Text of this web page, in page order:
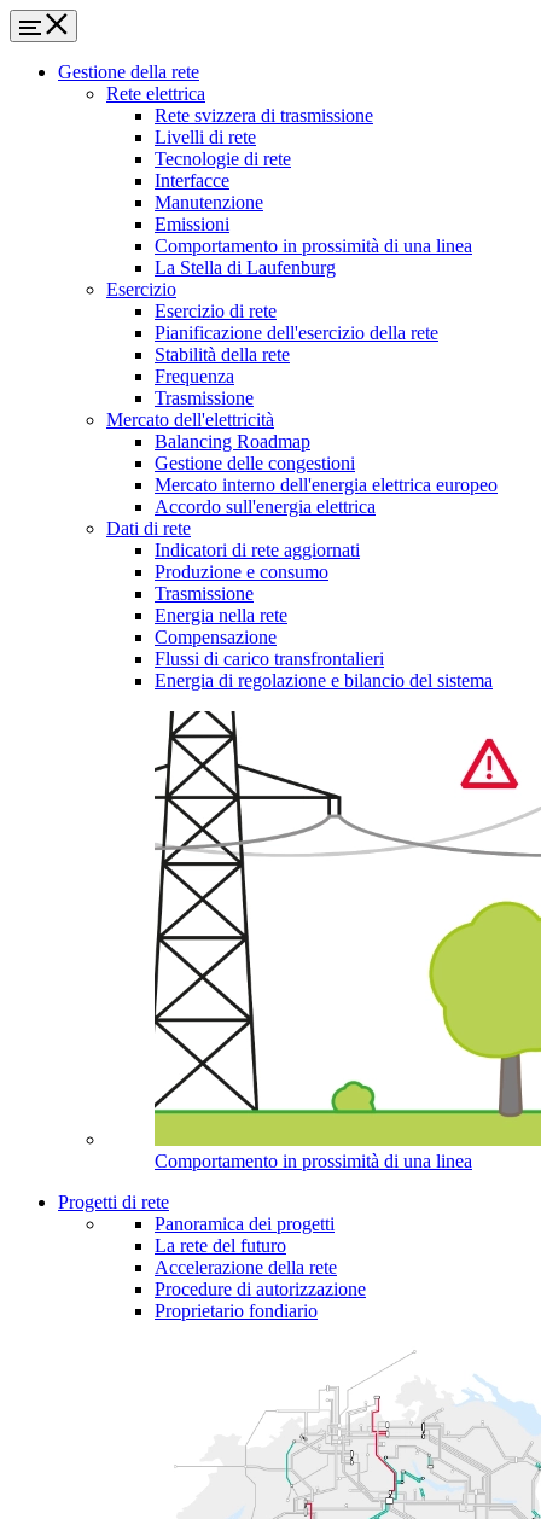
Gestione della rete
Rete elettrica
Rete svizzera di trasmissione
Livelli di rete
Tecnologie di rete
Interfacce
Manutenzione
Emissioni
Comportamento in prossimità di una linea
La Stella di Laufenburg
Esercizio
Esercizio di rete
Pianificazione dell'esercizio della rete
Stabilità della rete
Frequenza
Trasmissione
Mercato dell'elettricità
Balancing Roadmap
Gestione delle congestioni
Mercato interno dell'energia elettrica europeo
Accordo sull'energia elettrica
Dati di rete
Indicatori di rete aggiornati
Produzione e consumo
Trasmissione
Energia nella rete
Compensazione
Flussi di carico transfrontalieri
Energia di regolazione e bilancio del sistema
Comportamento in prossimità di una linea
Progetti di rete
Panoramica dei progetti
La rete del futuro
Accelerazione della rete
Procedure di autorizzazione
Proprietario fondiario